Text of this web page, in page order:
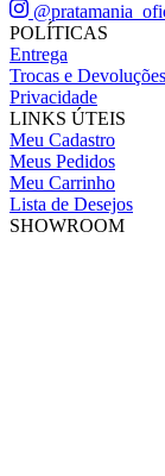
POLÍTICAS
Entrega
Trocas e Devoluções
Privacidade
LINKS ÚTEIS
Meu Cadastro
Meus Pedidos
Meu Carrinho
Lista de Desejos
SHOWROOM